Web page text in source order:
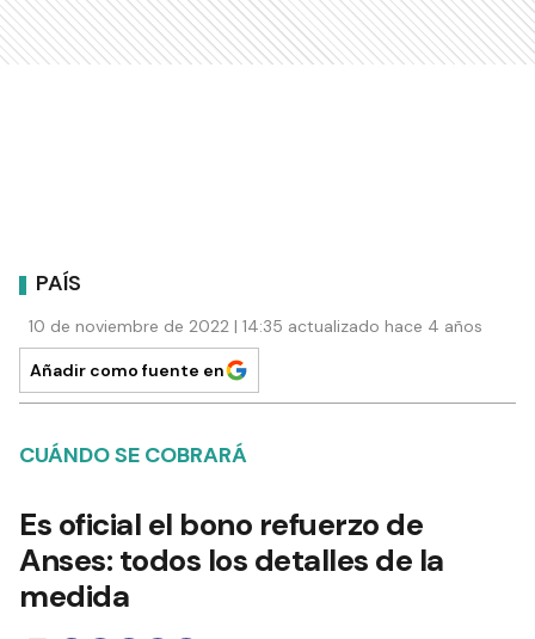
PAÍS
10 de noviembre de 2022 | 14:35 actualizado hace 4 años
Añadir como fuente en
CUÁNDO SE COBRARÁ
Es oficial el bono refuerzo de
Anses: todos los detalles de la
medida